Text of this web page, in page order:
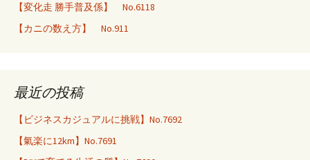
【変化走 勝手普及係】 No.6118
【カニの数え方】 No.911
最近の投稿
【ビジネスカジュアルに挑戦】No.7692
【氣楽に12km】No.7691